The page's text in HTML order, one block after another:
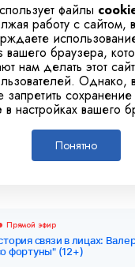
файлы
работу с сайтом,
вашего браузера,
нам делать этот
Однако,
запретить
в настройках вашего
Понятно
Прямой эфир
связи в лицах:
фортуны" (12+)